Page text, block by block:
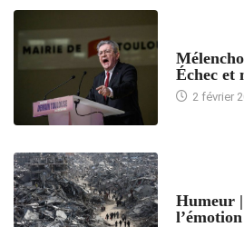
Échec et
2 février
Humeur
l’émotion